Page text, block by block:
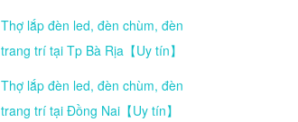
Thợ lắp đèn led, đèn chùm, đèn
trang trí tại Tp Bà Rịa【Uy tín】
Thợ lắp đèn led, đèn chùm, đèn
trang trí tại Đồng Nai【Uy tín】